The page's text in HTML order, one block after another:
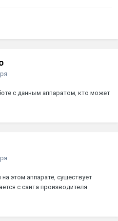
с данным аппаратом, кто может
этом аппарате, существует
с сайта производителя